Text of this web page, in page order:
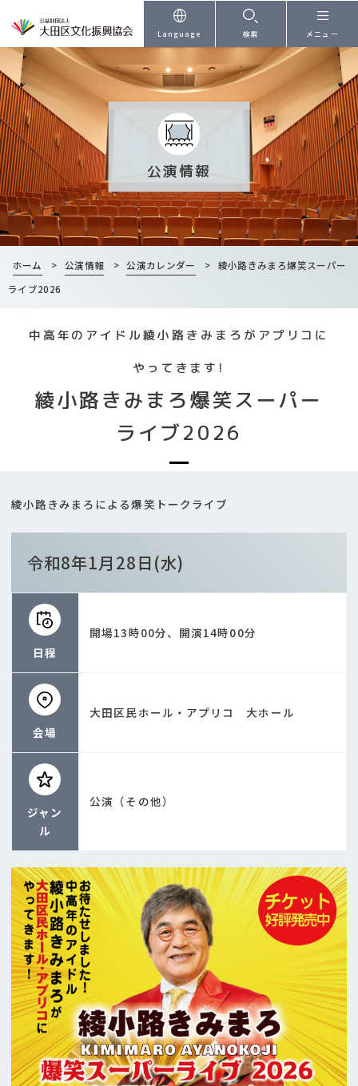
本文へ
Language 検索 メニュー
公演情報
ホーム > 公演情報 > 公演カレンダー >
綾小路きみまろ爆笑スーパー
ライブ2026
中高年のアイドル綾小路きみまろがアプリコに
やってきます!
綾小路きみまろ爆笑スーパー
ライブ2026
綾小路きみまろによる爆笑トークライブ
令和8年1月28日(水)
日程
開場13時00分、開演14時00分
会場
大田区民ホール・アプリコ 大ホール
ジャン
ル
公演（その他）